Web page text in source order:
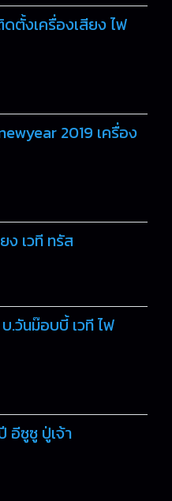
ตั้งเครื่องเสียง ไฟ
2019 เครื่อง
ง เวที ทรัส
.วันม๊อบบี้ เวที ไฟ
อีซูซู ปู่เจ้า